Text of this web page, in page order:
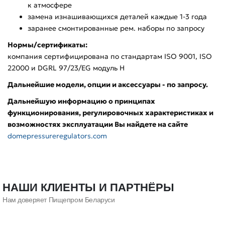
к атмосфере
замена изнашивающихся деталей каждые 1-3 года
заранее смонтированные рем. наборы по запросу
Нормы/сертификаты:
компания сертифицирована по стандартам ISO 9001, ISO
22000 и DGRL 97/23/EG модуль H
Дальнейшие модели, опции и аксессуары - по запросу.
Дальнейшую информацию о принципах
функционирования, регулировочных характеристиках и
возможностях эксплуатации Вы найдете на сайте
domepressureregulators.com
НАШИ КЛИЕНТЫ И ПАРТНЁРЫ
Нам доверяет Пищепром Беларуси